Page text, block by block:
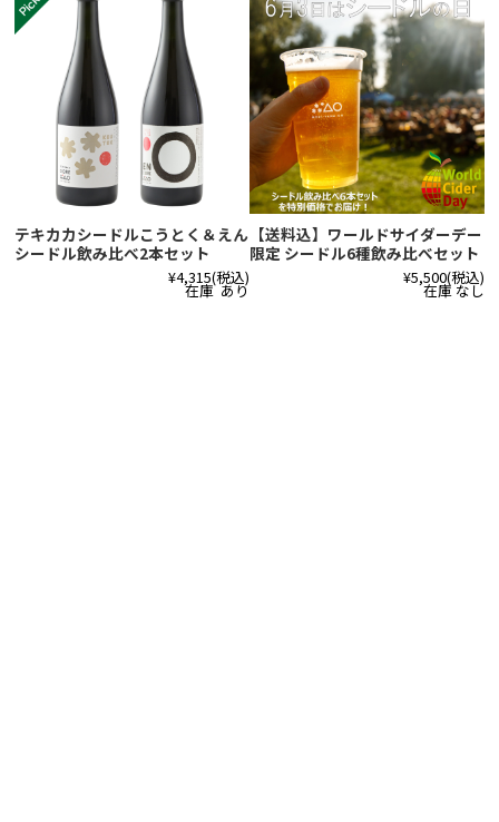
テキカカシードルこうとく＆えん
シードル飲み比べ2本セット
¥4,315(税込)
在庫 あり
【送料込】ワールドサイダーデー
限定 シードル6種飲み比べセット
¥5,500(税込)
在庫 なし